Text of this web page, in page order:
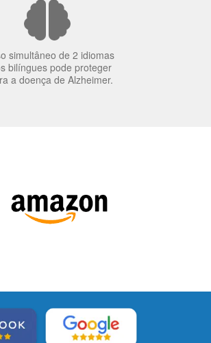
simultâneo de 2 idiomas
bilíngues pode proteger
a doença de Alzheimer.